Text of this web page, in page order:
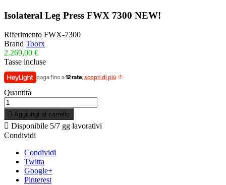
Isolateral Leg Press FWX 7300 NEW!
Riferimento FWX-7300
Brand Toorx
2.269,00 €
Tasse incluse
paga fino a12 rate, scopri di più
Quantità
 Aggiungi al carrello
 Disponibile 5/7 gg lavorativi
Condividi
Condividi
Twitta
Google+
Pinterest